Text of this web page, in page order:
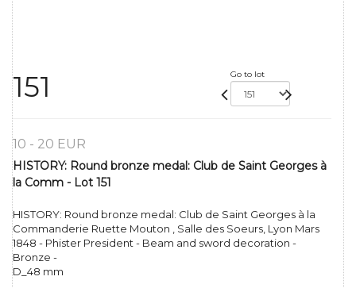
151 Go to lot
10 - 20 EUR
HISTORY: Round bronze medal: Club de Saint Georges à
la Comm - Lot 151
HISTORY: Round bronze medal: Club de Saint Georges à la
Commanderie Ruette Mouton , Salle des Soeurs, Lyon Mars
1848 - Phister President - Beam and sword decoration -
Bronze -
D_48 mm